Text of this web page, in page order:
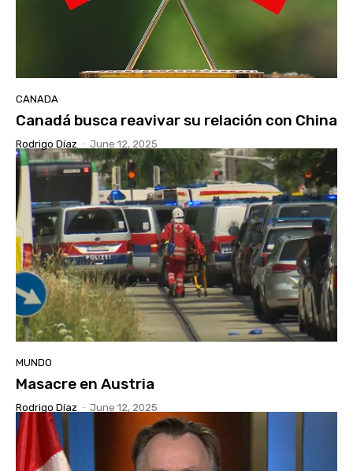
CANADA
Canadá busca reavivar su relación con China
Rodrigo Díaz - June 12, 2025
MUNDO
Masacre en Austria
Rodrigo Díaz - June 12, 2025